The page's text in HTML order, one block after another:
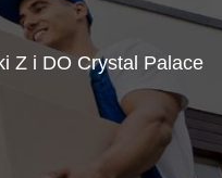
Z i DO Crystal Palace